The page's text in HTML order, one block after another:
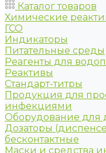
Каталог товаров
Химические
ГСО
Индикаторы
Питательные среды
Реагенты для
Реактивы
Стандарт-титры
Продукция для
инфекциями
Оборудование для
Дозаторы
бесконтактные
Маски и средства